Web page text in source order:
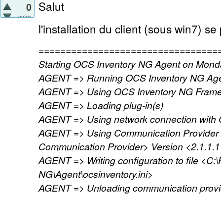
0
votes
Salut
l'installation du client (sous win7)
Starting OCS Inventory NG Agent on
AGENT => Running OCS Inventory NG
AGENT => Using OCS Inventory NG
AGENT => Loading plug-in(s)
AGENT => Using network connection with
AGENT => Using Communication
Communication Provider> Version
AGENT => Writing configuration to file
NG\Agent\ocsinventory.ini>
AGENT => Unloading communication